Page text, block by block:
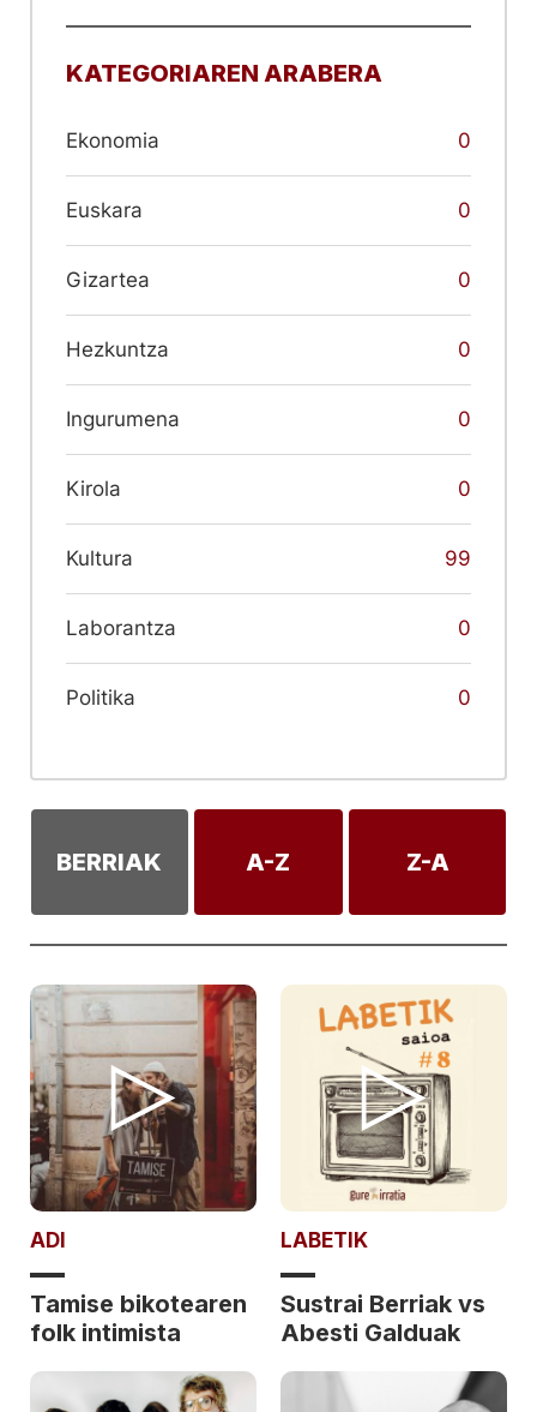
KATEGORIAREN ARABERA
Ekonomia 0
Euskara 0
Gizartea 0
Hezkuntza 0
Ingurumena 0
Kirola 0
Kultura 99
Laborantza 0
Politika 0
BERRIAK A-Z Z-A
ADI
Tamise bikotearen
folk intimista
LABETIK
Sustrai Berriak vs
Abesti Galduak